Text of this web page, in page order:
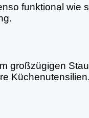
funktional wie
großzügigen
Küchenutensilien.